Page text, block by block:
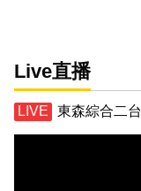
Live直播
東森綜合二台